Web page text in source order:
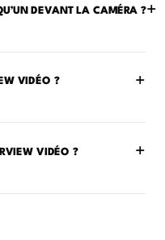
DEVANT LA CAMÉRA ?+
VIDÉO ? +
VIDÉO ? +